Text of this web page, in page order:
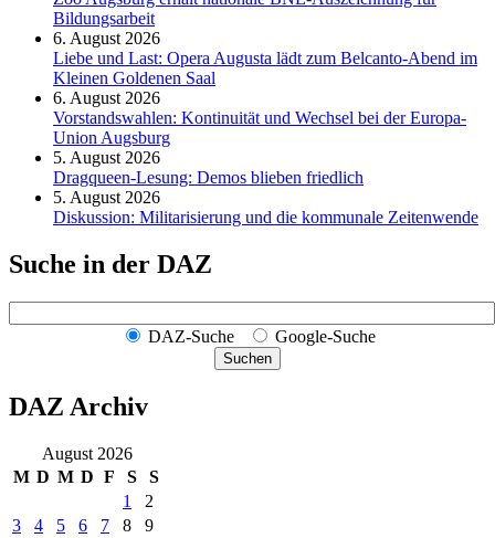
Bildungsarbeit
6. August 2026
Liebe und Last: Opera Augusta lädt zum Belcanto-Abend im
Kleinen Goldenen Saal
6. August 2026
Vorstandswahlen: Kontinuität und Wechsel bei der Europa-
Union Augsburg
5. August 2026
Dragqueen-Lesung: Demos blieben friedlich
5. August 2026
Diskussion: Mi­li­ta­ri­sie­rung und die kommunale Zeitenwende
Suche in der DAZ
DAZ-Suche Google-Suche
Suchen
DAZ Archiv
August 2026
M D M D F S
S
1
2
3
4 5 6 7 8
9